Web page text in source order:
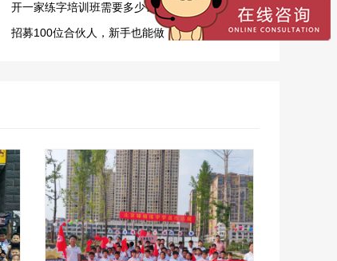
开一家练字培训班需要多少钱？
2025-09-28
招募100位合伙人，新手也能做！
2025-09-16